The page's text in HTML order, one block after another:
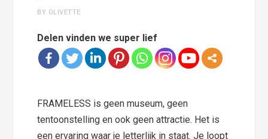
BY OLIVETTE
Delen vinden we super lief
FRAMELESS is geen museum, geen
tentoonstelling en ook geen attractie. Het is
een ervaring waar je letterlijk in staat. Je loopt